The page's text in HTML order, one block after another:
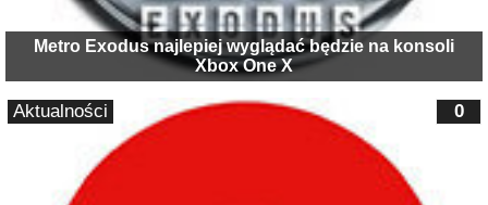
Metro Exodus najlepiej wyglądać będzie na konsoli
Xbox One X
0
Aktualności